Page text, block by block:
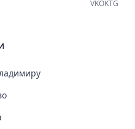
VKOKTG